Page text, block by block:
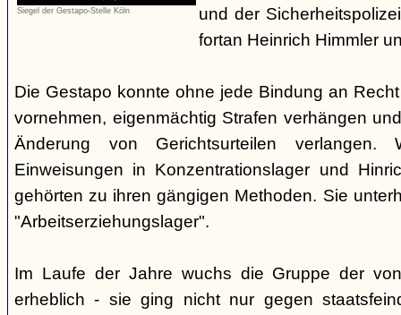
Siegel der Gestapo-Stelle Köln
und der
fortan Heinrich Himmler
Die Gestapo konnte ohne jede Bindung an
vornehmen, eigenmächtig Strafen verhängen
Änderung von Gerichtsurteilen verlangen.
Einweisungen in Konzentrationslager und
gehörten zu ihren gängigen Methoden. Sie
"Arbeitserziehungslager".
Im Laufe der Jahre wuchs die Gruppe der
erheblich - sie ging nicht nur gegen